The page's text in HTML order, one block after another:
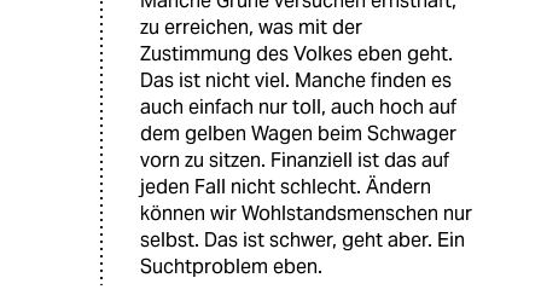
zu erreichen, was mit der
Zustimmung des Volkes eben geht.
Das ist nicht viel. Manche finden es
auch einfach nur toll, auch hoch auf
dem gelben Wagen beim Schwager
vorn zu sitzen. Finanziell ist das auf
jeden Fall nicht schlecht. Ändern
können wir Wohlstandsmenschen nur
selbst. Das ist schwer, geht aber. Ein
Suchtproblem eben.